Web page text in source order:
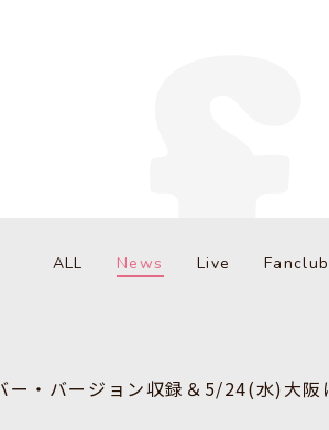
ALL News Live Fanclub
ー・バージョン収録＆5/24(水)大